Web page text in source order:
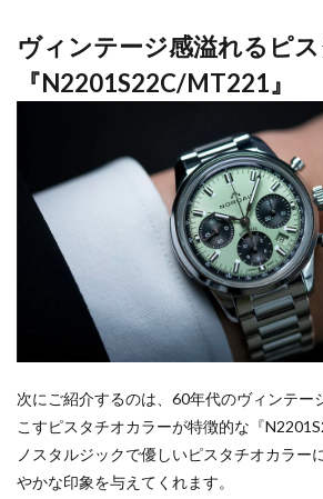
ヴィンテージ感溢れるピ
『N2201S22C/MT221』
次にご紹介するのは、60年代のヴィンテー
こすピスタチオカラーが特徴的な『
ノスタルジックで優しいピスタチオカラー
やかな印象を与えてくれます。